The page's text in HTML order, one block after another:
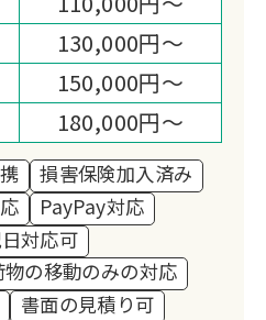
130,000円～
150,000円～
180,000円～
損害保険加入済み
PayPay対応
対応可
物の移動のみの対応
書面の見積り可